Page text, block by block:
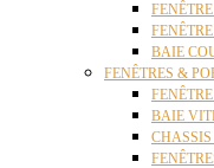
BAIE
FENÊTRES &
BAIE